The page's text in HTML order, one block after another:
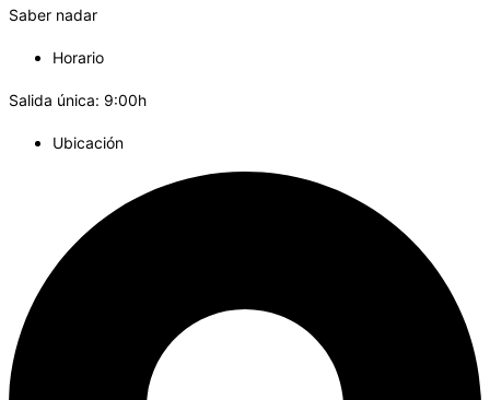
Saber nadar
Horario
Salida única: 9:00h
Ubicación